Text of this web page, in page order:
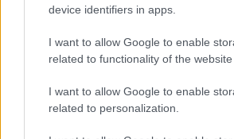
device identifiers in apps.
I want to allow Google to enable
related to functionality of the website
I want to allow Google to enable
related to personalization.
τη